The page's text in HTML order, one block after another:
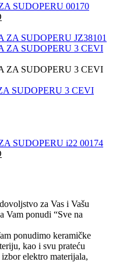
SUDOPERU 00170
SUDOPERU 3 CEVI
SUDOPERU i22 00174
za Vas i Vašu
ponudi “Sve na
ponudimo keramičke
kao i svu prateću
elektro materijala,